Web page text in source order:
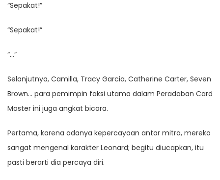
“Sepakat!”
“Sepakat!”
“…”
Selanjutnya, Camilla, Tracy Garcia, Catherine Carter, Seven
Brown… para pemimpin faksi utama dalam Peradaban Card
Master ini juga angkat bicara.
Pertama, karena adanya kepercayaan antar mitra, mereka
sangat mengenal karakter Leonard; begitu diucapkan, itu
pasti berarti dia percaya diri.